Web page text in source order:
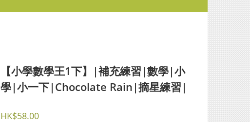
【小學數學王1下】|補充練習|數學|小
學|小一下|Chocolate Rain|摘星練習|
HK$58.00